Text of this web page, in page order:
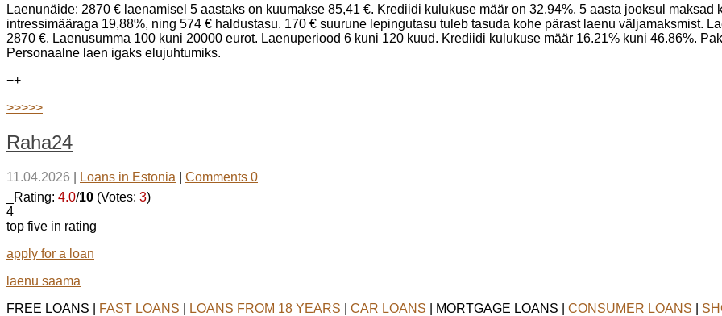
Laenunäide: 2870 € laenamisel 5 aastaks on kuumakse 85,41 €. Krediidi kulukuse määr on 32,94%. 5 aasta jooksul
intressimääraga 19,88%, ning 574 € haldustasu. 170 € suurune lepingutasu tuleb tasuda kohe pärast laenu väljamaksmist.
2870 €. Laenusumma 100 kuni 20000 eurot. Laenuperiood 6 kuni 120 kuud. Krediidi kulukuse määr 16.21% kuni 46.86%.
Personaalne laen igaks elujuhtumiks.
−+
>>>>>
Raha24
11.04.2026 Loans in Estonia
Comments 0
_Rating: 4.0/10 (Votes: 3)
4
top five in rating
apply for a loan
laenu saama
FREE LOANS |
FAST LOANS LOANS FROM 18 YEARS CAR LOANS | MORTGAGE LOANS | CONSUMER LOANS